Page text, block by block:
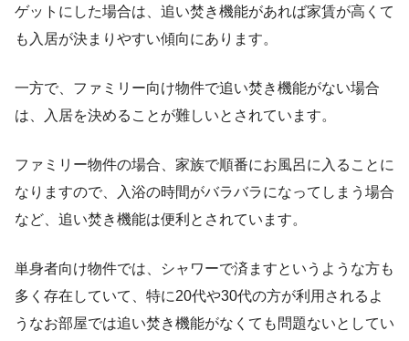
ゲットにした場合は、追い焚き機能があれば家賃が高くて
も入居が決まりやすい傾向にあります。
一方で、ファミリー向け物件で追い焚き機能がない場合
は、入居を決めることが難しいとされています。
ファミリー物件の場合、家族で順番にお風呂に入ることに
なりますので、入浴の時間がバラバラになってしまう場合
など、追い焚き機能は便利とされています。
単身者向け物件では、シャワーで済ますというような方も
多く存在していて、特に20代や30代の方が利用されるよ
うなお部屋では追い焚き機能がなくても問題ないとしてい